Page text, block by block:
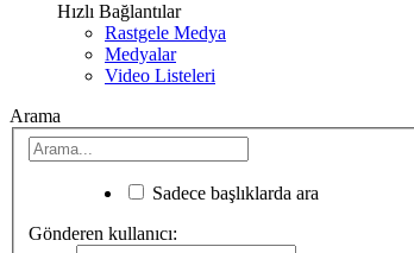
Hızlı Bağlantılar
Rastgele Medya
Medyalar
Video Listeleri
Arama
Sadece başlıklarda ara
Gönderen kullanıcı: